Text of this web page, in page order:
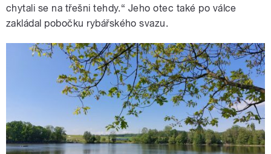
chytali se na třešni tehdy.“ Jeho otec také po válce
zakládal pobočku rybářského svazu.